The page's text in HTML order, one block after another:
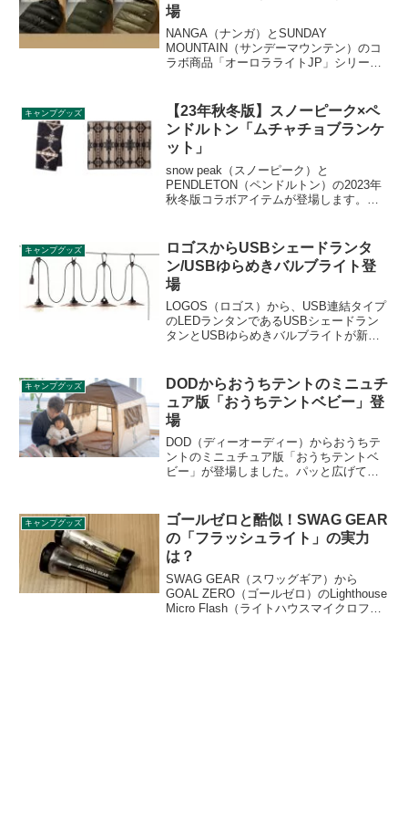
場
NANGA（ナンガ）とSUNDAY
MOUNTAIN（サンデーマウンテン）のコ
ラボ商品「オーロラライトJP」シリーズ
ラーのダークグリーンを含む3色展開で販
売されます。詳細をレビューします。
キャンプグッズ
【23年秋冬版】スノーピーク×ペ
ンドルトン「ムチャチョブランケ
ット」
snow peak（スノーピーク）と
PENDLETON（ペンドルトン）の2023年
秋冬版コラボアイテムが登場します。
GATEKEEPER（ゲートキーパー）柄で
登場です。詳細をレビューします。
キャンプグッズ
ロゴスからUSBシェードランタ
ン/USBゆらめきバルブライト登
場
LOGOS（ロゴス）から、USB連結タイプ
のLEDランタンであるUSBシェードラン
タンとUSBゆらめきバルブライトが新た
タイプがあります。詳細をレビューしま
す。
キャンプグッズ
DODからおうちテントのミニュチ
ュア版「おうちテントベビー」登
場
DOD（ディーオーディー）からおうちテ
ントのミニュチュア版「おうちテントベ
ビー」が登場しました。パッと広げてす
にパッと設営することができ、畳むとコ
ンパクトに収納できます。詳細をレビュ
ーします。
キャンプグッズ
ゴールゼロと酷似！SWAG GEAR
の「フラッシュライト」の実力
は？
SWAG GEAR（スワッグギア）から
GOAL ZERO（ゴールゼロ）のLighthouse
Micro Flash（ライトハウスマイクロフラ